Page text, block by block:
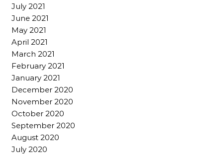
July 2021
June 2021
May 2021
April 2021
March 2021
February 2021
January 2021
December 2020
November 2020
October 2020
September 2020
August 2020
July 2020